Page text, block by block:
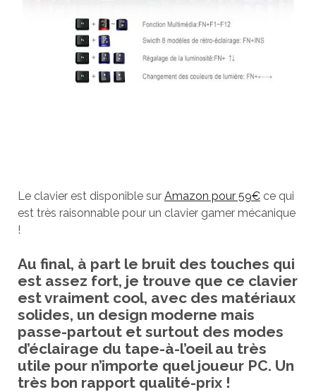
Le clavier est disponible sur Amazon pour 59€ce qui
est très raisonnable pour un clavier gamer mécanique
!
Au final, à part le bruit des touches qui
est assez fort, je trouve que ce clavier
est vraiment cool, avec des matériaux
solides, un design moderne mais
passe-partout et surtout des modes
d’éclairage du tape-à-l’oeil au très
utile pour n’importe quel joueur PC. Un
très bon rapport qualité-prix !